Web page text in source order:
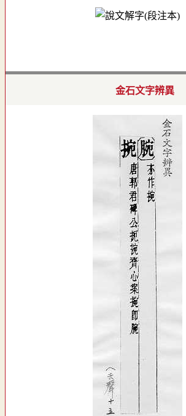
金石文字辨異